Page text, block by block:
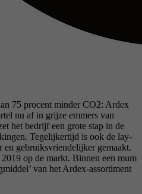
75 procent minder CO2: Ardex
nu af in grijze emmers van
het bedrijf een grote stap in de
Tegelijkertijd is ook de lay-
gebruiksvriendelijker gemaakt.
op de markt. Binnen een mum
van het Ardex-assortiment